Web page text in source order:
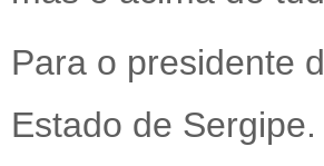
Para o presidente
Estado de